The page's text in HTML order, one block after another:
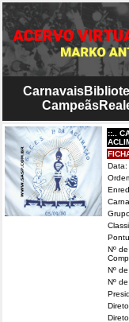
Carnavais
Campeãs
::..
Data:
Nº de
Nº
Nº